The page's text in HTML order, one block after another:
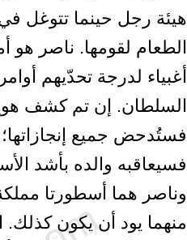
هيئة رجل حينما تتوغل في
الطعام لقومها. ناصر هو
أغبياء لدرجة تحدّيهم
السلطان. إن تم كشف
فستُدحض جميع
فسيعاقبه والده بأشد
وناصر هما أسطورتا
منهما يود أن يكون كذلك.